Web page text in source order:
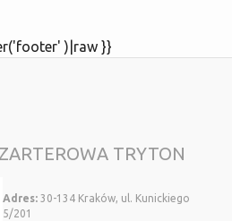
)|raw }}
TRYTON
Adres: 30-134 Kraków, ul. Kunickiego
5/201